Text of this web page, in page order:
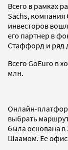
Всего в рамках
Sachs, компания
инвесторов
его партнер в
Стаффорд и ряд
Всего GoEuro в
млн.
Онлайн-
выбрать
была основана
Шаамом. Ее офис